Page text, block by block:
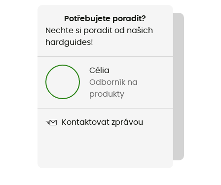
Název produktu
Potřebujete poradit?
Nechte si poradit od našich
hardguides!
Célia
Odborník na
produkty
Kontaktovat zprávou